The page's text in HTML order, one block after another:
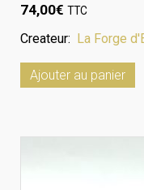
74,00€ TTC
Createur: La Forge
Ajouter au panier